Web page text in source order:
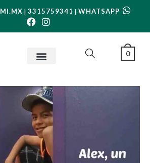
| 3315759341 | WHATSAPP
0